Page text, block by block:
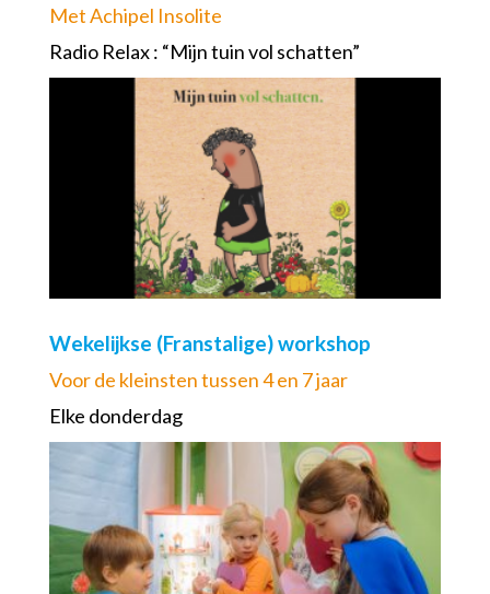
Met Achipel Insolite
Radio Relax : “Mijn tuin vol schatten”
Wekelijkse (Franstalige) workshop
Voor de kleinsten tussen 4 en 7 jaar
Elke donderdag